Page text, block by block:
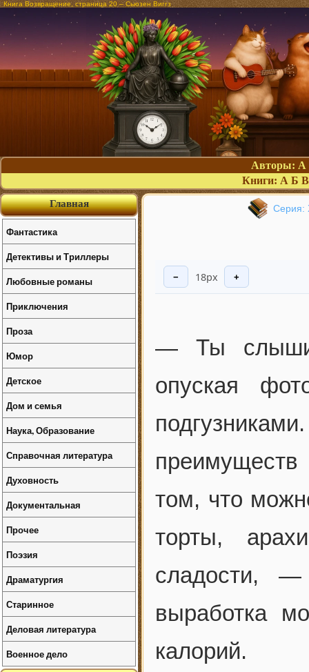
Книга Возвращение, страница 20 – Сьюзен Виггз
Авторы: А
Книги: А Б В
Серия:
− 18px +
— Ты
опуская
преимуществ
том, что
торты,
сладости,
выработка
калорий.
Главная
Фантастика
Детективы и Триллеры
Любовные романы
Приключения
Проза
Юмор
Детское
Дом и семья
Наука, Образование
Справочная литература
Духовность
Документальная
Прочее
Поэзия
Драматургия
Старинное
Деловая литература
Военное дело